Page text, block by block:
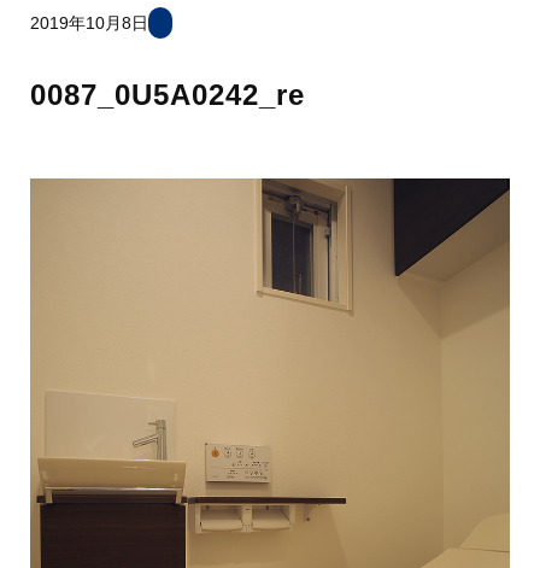
2019年10月8日
0087_0U5A0242_re